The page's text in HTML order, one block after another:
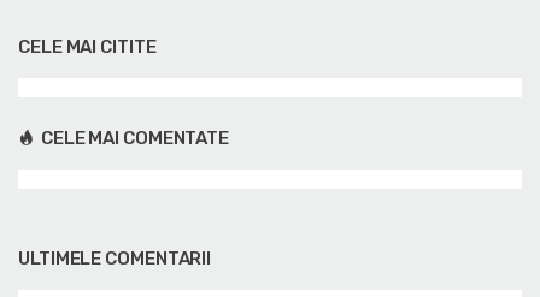
CELE MAI CITITE
CELE MAI COMENTATE
ULTIMELE COMENTARII